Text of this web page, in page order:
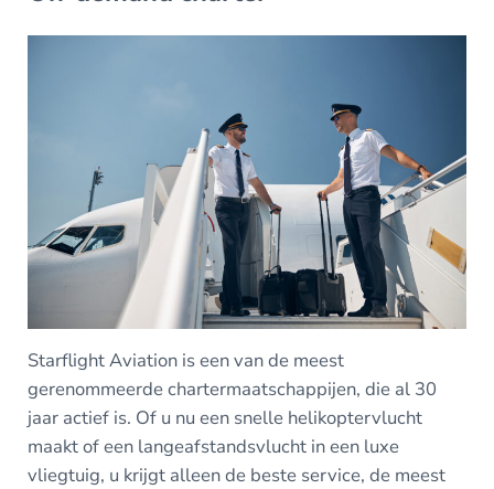
Starflight Aviation is een van de meest
gerenommeerde chartermaatschappijen, die al 30
jaar actief is. Of u nu een snelle helikoptervlucht
maakt of een langeafstandsvlucht in een luxe
vliegtuig, u krijgt alleen de beste service, de meest